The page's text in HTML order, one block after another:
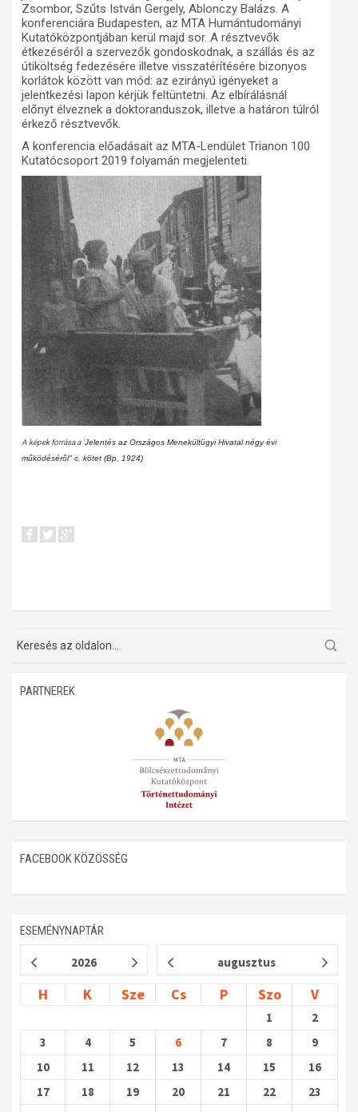
Zsombor, Szűts István Gergely, Ablonczy Balázs. A
konferenciára Budapesten, az MTA Humántudományi
Kutatóközpontjában kerül majd sor. A résztvevők
étkezéséről a szervezők gondoskodnak, a szállás és az
útiköltség fedezésére illetve visszatérítésére bizonyos
korlátok között van mód: az ezirányú igényeket a
jelentkezési lapon kérjük feltüntetni. Az elbírálásnál
előnyt élveznek a doktoranduszok, illetve a határon túlról
érkező résztvevők.
A konferencia előadásait az MTA-Lendület Trianon 100
Kutatócsoport 2019 folyamán megjelenteti.
A képek forrása a "Jelentés az Országos Menekültügyi Hivatal négy évi
működéséről" c. kötet (Bp. 1924)
PARTNEREK
FACEBOOK KÖZÖSSÉG
ESEMÉNYNAPTÁR
2026 augusztus
H K Sze Cs P Szo V
1
2
3
4 5 6 7 8
9
10
11 12 13 14 15
16
17
18 19 20 21 22
23